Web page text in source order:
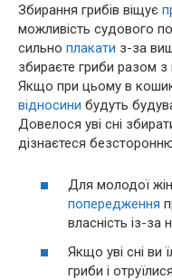
Збирання грибів віщує
можливість судового
сильно плакати з-за
збираєте гриби разом
Якщо при цьому в
відносини будуть
Довелося уві сні
дізнаєтеся
Для молодої
попередження
власність із-за
Якщо уві сні ви
гриби і